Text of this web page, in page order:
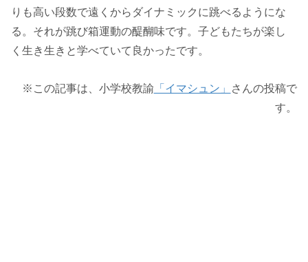
りも高い段数で遠くからダイナミックに跳べるようにな
る。それが跳び箱運動の醍醐味です。子どもたちが楽し
く生き生きと学べていて良かったです。
※この記事は、小学校教諭 「イマシュン」
さんの投稿で
す。